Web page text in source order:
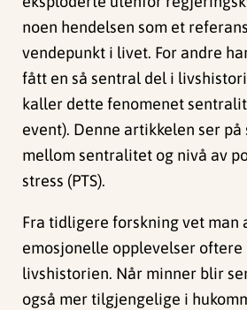
noen hendelsen som et
vendepunkt i livet. For andre
fått en så sentral del i
kaller dette fenomenet
event). Denne artikkelen ser på
mellom sentralitet og nivå av
stress (PTS).
Fra tidligere forskning vet man
emosjonelle opplevelser
livshistorien. Når minner blir
også mer tilgjengelige i